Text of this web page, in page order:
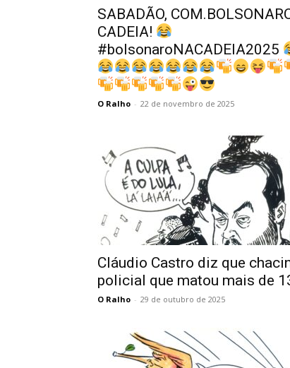
SABADÃO,
CADEIA!
#bolsonaroNACADEIA2025
O Ralho - 22 de novembro de 2025
Cláudio Castro diz que
policial que matou mais de
O Ralho - 29 de outubro de 2025